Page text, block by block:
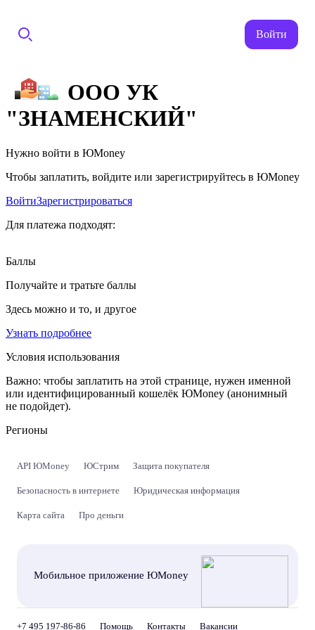
Войти
ООО УК
"ЗНАМЕНСКИЙ"
Нужно войти в ЮMoney
Чтобы заплатить, войдите или зарегистрируйтесь в ЮMoney
ВойтиЗарегистрироваться
Для платежа подходят:
Баллы
Получайте и тратьте баллы
Здесь можно и то, и другое
Узнать подробнее
Условия использования
Важно: чтобы заплатить на этой странице, нужен именной
или идентифицированный кошелёк ЮMoney (анонимный
не подойдет).
Регионы
API ЮMoney ЮСтрим Защита покупателя
Безопасность в интернете Юридическая информация
Карта сайта Про деньги
Мобильное приложение ЮMoney
+7 495 197-86-86 Помощь Контакты Вакансии